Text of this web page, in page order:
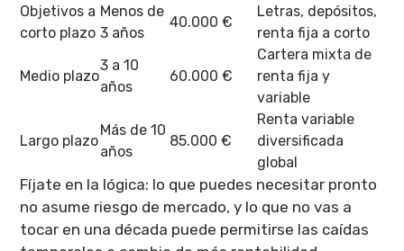
Objetivos a
corto plazo
Menos de
3 años
40.000 €
Letras, depósitos,
renta fija a corto
Medio plazo
3 a 10
años
60.000 €
Cartera mixta de
renta fija y
variable
Largo plazo
Más de 10
años
85.000 €
Renta variable
diversificada
global
Fíjate en la lógica: lo que puedes necesitar pronto
no asume riesgo de mercado, y lo que no vas a
tocar en una década puede permitirse las caídas